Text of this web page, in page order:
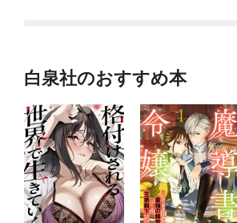
白泉社のおすすめ本